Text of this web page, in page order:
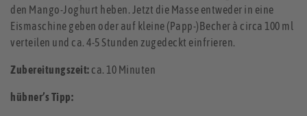
den Mango-Joghurt heben. Jetzt die Masse entweder in eine
Eismaschine geben oder auf kleine (Papp-)Becher à circa 100 ml
verteilen und ca. 4-5 Stunden zugedeckt einfrieren.
Zubereitungszeit: ca. 10 Minuten
hübner’s Tipp: